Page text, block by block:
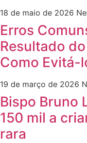
18 de maio de 2026
Erros
Resultado
Como Evitá-
19 de março de 2026
Bispo Bruno
150 mil a
rara